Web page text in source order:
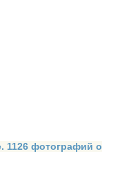
1126 фотографий о